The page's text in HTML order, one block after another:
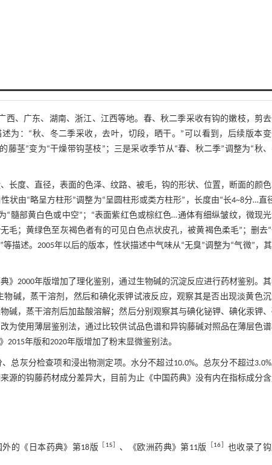
、广东、湖南、浙江、江西等地。春、秋二季采收有钩的嫩枝，剪
为：“秋、冬二季采收，去叶，切段，晒干。”可以看到，后续版本
茎”变为“干燥带钩茎枝”；三是采收季节从“春、秋二季”调整为“秋
长度、直径，表面的色泽、纹路、被毛，钩的形状、位置，断面的颜
由“略呈方柱形”调整为“呈圆柱形或类方柱形”，长度由“长4~8分…直
“髓部黄白色或中空”；“表面紫红色或棕红色…通体有细纵皱纹，微现光
毛；黄绿色至灰褐色者有的可见白色点状皮孔，被黄褐色柔毛”；删去
描述。2005年以后的版本，性状描述中气味从“无臭”调整为“气微”，
2000年版增加了理化鉴别，通过生物碱的沉淀反应进行药材鉴别。其
碱，蒸干溶剂，然后和碘化汞钾试液反应，观察其是否出现淡黄色沉
碱，蒸干溶剂后加盐酸溶解；然后分别观察其与碘化铋钾、碘化汞钾
为使用薄层鉴别法，通过比较供试品色谱和异钩藤碱对照品在薄层色
年版和2020年版增加了粉末显微鉴别法。
总灰分检查项和浸出物测定项。水分不超过10.0%。总灰分不超过
源的钩藤药材成分差异大，目前为止《中国药典》没有内在指标成分含
外的《日本药典》第18版 15 、《欧洲药典》第11版 16 ］也收录了